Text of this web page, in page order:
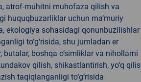
atrof-muhitni muhofaza qilish va
huquqbuzarliklar uchun ma’muriy
ekologiya sohasidagi qonunbuzilishlar
to‘g‘risida, shu jumladan er
boshqa o‘simliklar va nihollarni
qilish, shikastlantirish, yo‘q
taqiqlanganligi to‘g‘risida